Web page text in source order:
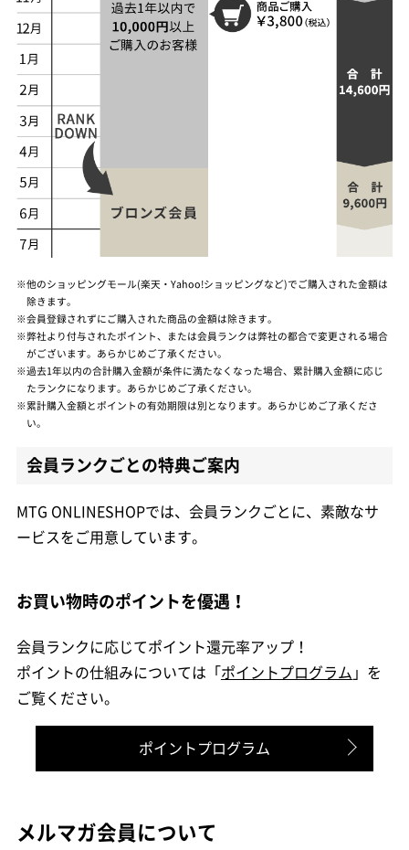
※他のショッピングモール(楽天・Yahoo!ショッピングなど)でご購入された金額は
除きます。
※会員登録されずにご購入された商品の金額は除きます。
※弊社より付与されたポイント、または会員ランクは弊社の都合で変更される場合
がございます。あらかじめご了承ください。
※過去1年以内の合計購入金額が条件に満たなくなった場合、累計購入金額に応じ
たランクになります。あらかじめご了承ください。
※累計購入金額とポイントの有効期限は別となります。あらかじめご了承くださ
い。
会員ランクごとの特典ご案内
MTG ONLINESHOPでは、会員ランクごとに、素敵なサ
ービスをご用意しています。
お買い物時のポイントを優遇！
会員ランクに応じてポイント還元率アップ！
ポイントの仕組みについては「 ポイントプログラム 」を
ご覧ください。
ポイントプログラム
メルマガ会員について